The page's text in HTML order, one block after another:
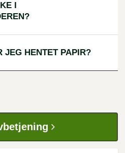
I
JEG HENTET PAPIR?